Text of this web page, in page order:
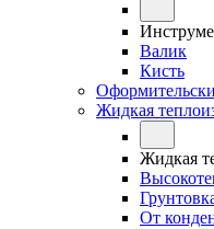
Валик
Кисть
Жидкая
Жидкая
От